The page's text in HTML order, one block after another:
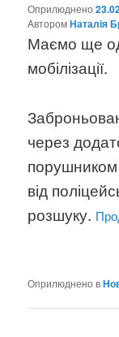
Оприлюднено
AвторомНаталія
Маємо ще
мобілізації.
через
порушником
від
розшуку.
Оприлюднено в